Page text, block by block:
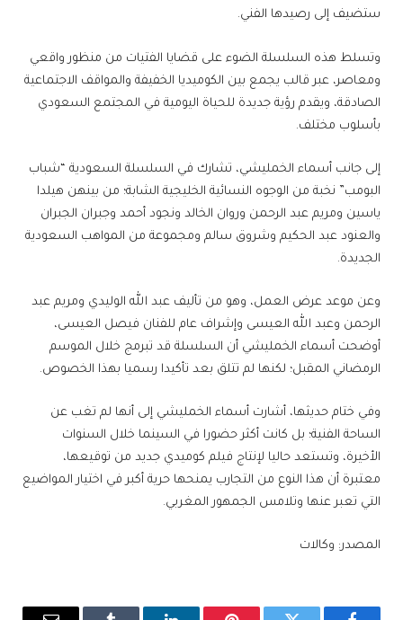
ستضيف إلى رصيدها الفني.
وتسلط هذه السلسلة الضوء على قضايا الفتيات من منظور واقعي
ومعاصر، عبر قالب يجمع بين الكوميديا الخفيفة والمواقف الاجتماعية
الصادقة، ويقدم رؤية جديدة للحياة اليومية في المجتمع السعودي
بأسلوب مختلف.
إلى جانب أسماء الخمليشي، تشارك في السلسلة السعودية “شباب
البومب” نخبة من الوجوه النسائية الخليجية الشابة؛ من بينهن هيلدا
ياسين ومريم عبد الرحمن وروان الخالد ونجود أحمد وجبران الجبران
والعنود عبد الحكيم وشروق سالم ومجموعة من المواهب السعودية
الجديدة.
وعن موعد عرض العمل، وهو من تأليف عبد الله الوليدي ومريم عبد
الرحمن وعبد الله العيسى وإشراف عام للفنان فيصل العيسى،
أوضحت أسماء الخمليشي أن السلسلة قد تبرمج خلال الموسم
الرمضاني المقبل؛ لكنها لم تتلق بعد تأكيدا رسميا بهذا الخصوص.
وفي ختام حديثها، أشارت أسماء الخمليشي إلى أنها لم تغب عن
الساحة الفنية؛ بل كانت أكثر حضورا في السينما خلال السنوات
الأخيرة، وتستعد حاليا لإنتاج فيلم كوميدي جديد من توقيعها،
معتبرة أن هذا النوع من التجارب يمنحها حرية أكبر في اختيار المواضيع
التي تعبر عنها وتلامس الجمهور المغربي.
المصدر: وكالات